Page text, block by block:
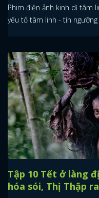
Phim điện ảnh kinh dị tâm
yếu tố tâm linh - tín
Tập 10 Tết ở làng
hóa sói, Thị Thập